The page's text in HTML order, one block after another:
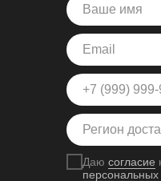
Даю согласие